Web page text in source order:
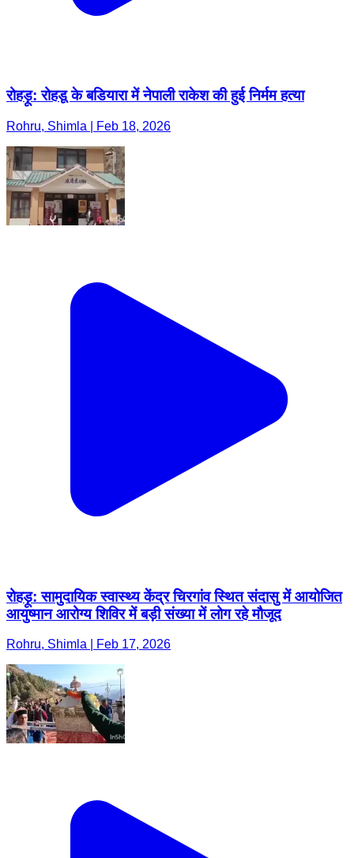
रोहड़ू: रोहडू के बडियारा में नेपाली राकेश की हुई निर्मम हत्या
Rohru, Shimla | Feb 18, 2026
रोहड़ू: सामुदायिक स्वास्थ्य केंद्र चिरगांव स्थित संदासु में आयोजित
आयुष्मान आरोग्य शिविर में बड़ी संख्या में लोग रहे मौजूद
Rohru, Shimla | Feb 17, 2026